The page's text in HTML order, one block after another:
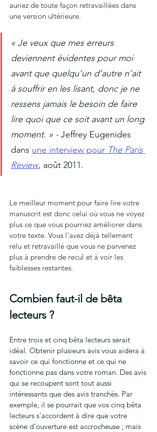
auriez de toute façon retravaillées dans
une version ultérieure.
« Je veux que mes erreurs
deviennent évidentes pour moi
avant que quelqu’un d’autre n’ait
à souffrir en les lisant, donc je ne
ressens jamais le besoin de faire
lire quoi que ce soit avant un long
moment. » - Jeffrey Eugenides
dans une interview pour The Paris
Review, août 2011.
Le meilleur moment pour faire lire votre
manuscrit est donc celui où vous ne voyez
plus ce que vous pourriez améliorer dans
votre texte. Vous l’avez déjà tellement
relu et retravaillé que vous ne parvenez
plus à prendre de recul et à voir les
faiblesses restantes.
Combien faut-il de bêta
lecteurs ?
Entre trois et cinq bêta lecteurs serait
idéal. Obtenir plusieurs avis vous aidera à
savoir ce qui fonctionne et ce qui ne
fonctionne pas dans votre roman. Des avis
qui se recoupent sont tout aussi
intéressants que des avis tranchés. Par
exemple, il se pourrait que vos cinq bêta
lecteurs s’accordent à dire que votre
scène d’ouverture est accrocheuse ; mais